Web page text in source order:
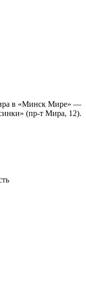
в «Минск Мире» —
(пр-т Мира, 12).